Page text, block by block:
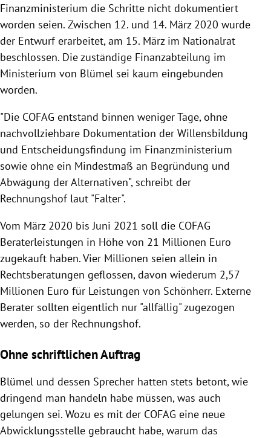
Finanzministerium die Schritte nicht dokumentiert
worden seien. Zwischen 12. und 14. März 2020 wurde
der Entwurf erarbeitet, am 15. März im Nationalrat
beschlossen. Die zuständige Finanzabteilung im
Ministerium von Blümel sei kaum eingebunden
worden.
"Die COFAG entstand binnen weniger Tage, ohne
nachvollziehbare Dokumentation der Willensbildung
und Entscheidungsfindung im Finanzministerium
sowie ohne ein Mindestmaß an Begründung und
Abwägung der Alternativen", schreibt der
Rechnungshof laut "Falter".
Vom März 2020 bis Juni 2021 soll die COFAG
Beraterleistungen in Höhe von 21 Millionen Euro
zugekauft haben. Vier Millionen seien allein in
Rechtsberatungen geflossen, davon wiederum 2,57
Millionen Euro für Leistungen von Schönherr. Externe
Berater sollten eigentlich nur "allfällig" zugezogen
werden, so der Rechnungshof.
Ohne schriftlichen Auftrag
Blümel und dessen Sprecher hatten stets betont, wie
dringend man handeln habe müssen, was auch
gelungen sei. Wozu es mit der COFAG eine neue
Abwicklungsstelle gebraucht habe, warum das